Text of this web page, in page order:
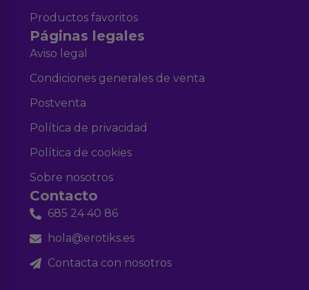
Productos favoritos
Páginas legales
Aviso legal
Condiciones generales de venta
Postventa
Política de privacidad
Política de cookies
Sobre nosotros
Contacto
685 24 40 86
hola@erotiks.es
Contacta con nosotros